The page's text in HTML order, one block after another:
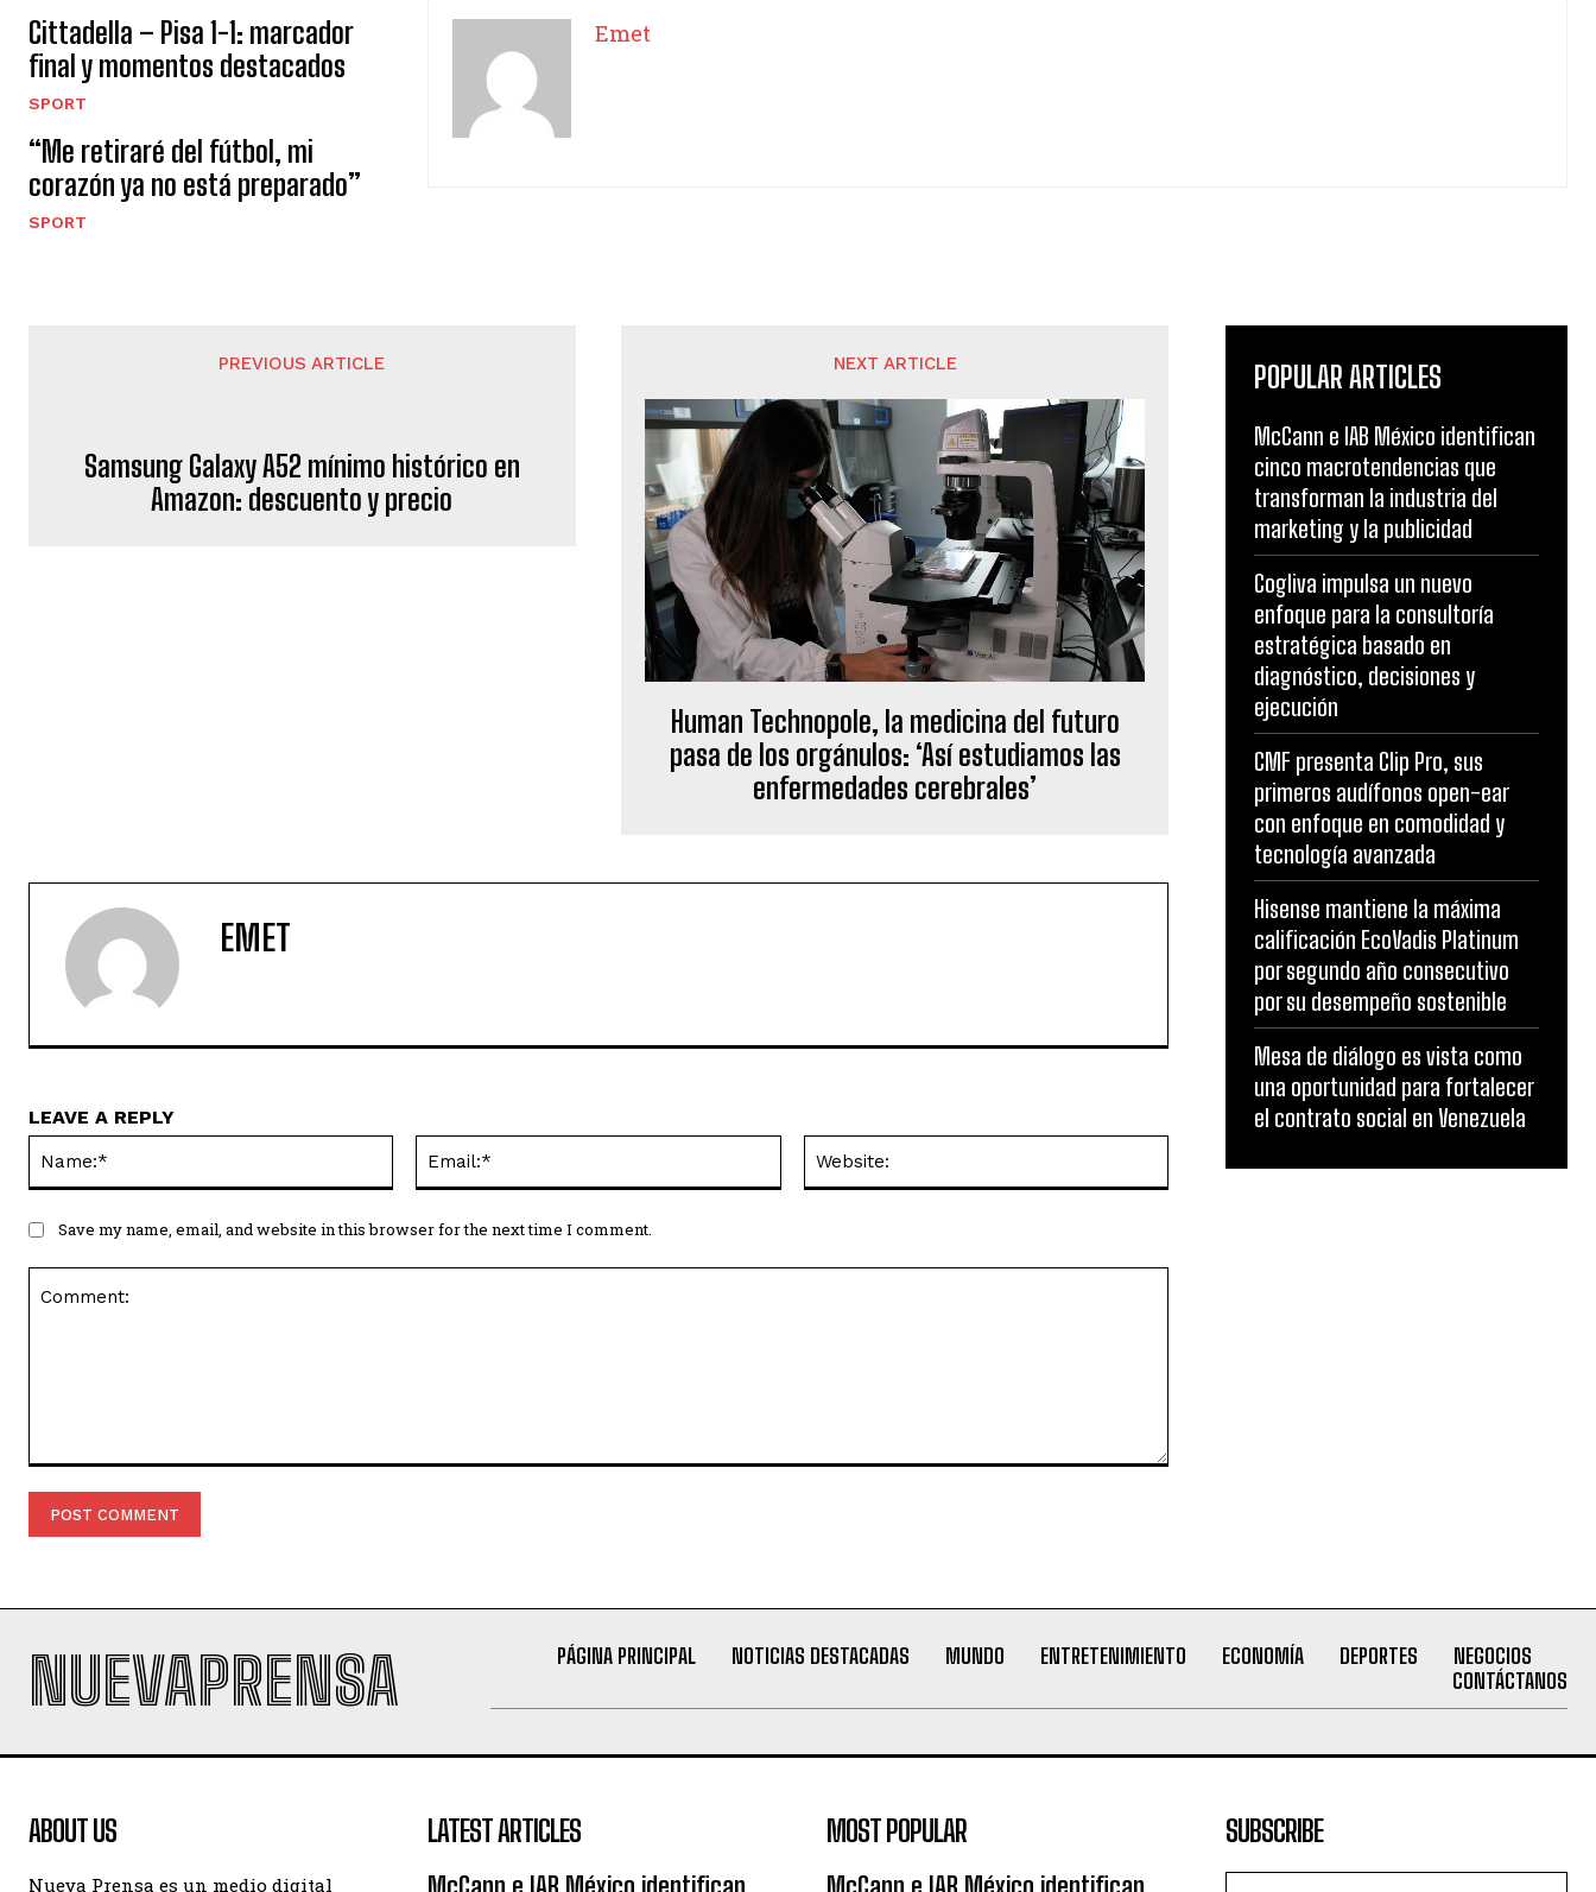
Cittadella – Pisa 1-1: marcador
final y momentos destacados
SPORT
“Me retiraré del fútbol, ​​mi
corazón ya no está preparado”
SPORT
Emet
PREVIOUS ARTICLE
Samsung Galaxy A52 mínimo histórico en
Amazon: descuento y precio
NEXT ARTICLE
Human Technopole, la medicina del futuro
pasa de los orgánulos: ‘Así estudiamos las
enfermedades cerebrales’
EMET
LEAVE A REPLY
Save my name, email, and website in this browser for the next time I comment.
POPULAR ARTICLES
McCann e IAB México identifican
cinco macrotendencias que
transforman la industria del
marketing y la publicidad
Cogliva impulsa un nuevo
enfoque para la consultoría
estratégica basado en
diagnóstico, decisiones y
ejecución
CMF presenta Clip Pro, sus
primeros audífonos open-ear
con enfoque en comodidad y
tecnología avanzada
Hisense mantiene la máxima
calificación EcoVadis Platinum
por segundo año consecutivo
por su desempeño sostenible
Mesa de diálogo es vista como
una oportunidad para fortalecer
el contrato social en Venezuela
NUEVAPRENSA PÁGINA PRINCIPAL NOTICIAS DESTACADAS MUNDO ENTRETENIMIENTO ECONOMÍA DEPORTES
NEGOCIOS
CONTÁCTANOS
ABOUT US
Nueva Prensa es un medio digital
LATEST ARTICLES MOST POPULAR SUBSCRIBE